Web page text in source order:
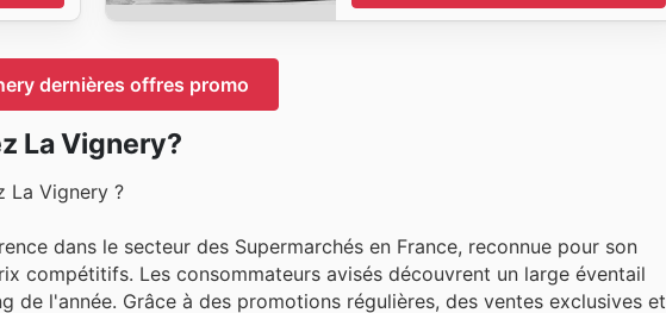
dernières offres promo
La Vignery?
La Vignery ?
dans le secteur des Supermarchés en France, reconnue pour son
compétitifs. Les consommateurs avisés découvrent un large éventail
l'année. Grâce à des promotions régulières, des ventes exclusives et